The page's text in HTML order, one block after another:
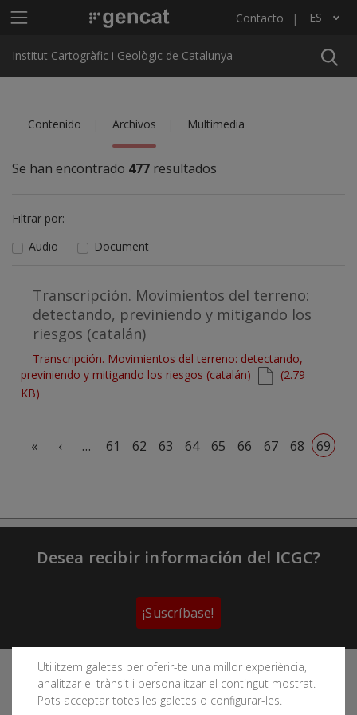
Menú principal ICGC Contacto ES
Lista adicional de acciones
Institut Cartogràfic i Geològic de Catalunya
Contenido Archivos Multimedia
Se han encontrado 477 resultados
Filtrar por:
Audio
Document
Transcripción. Movimientos del terreno:
detectando, previniendo y mitigando los
riesgos (catalán)
Document
Transcripción. Movimientos del terreno: detectando,
previniendo y mitigando los riesgos (catalán)
(2.79
KB)
« ‹ … 61 62 63 64 65 66 67 68 69
Utilitzem galetes per oferir-te una millor experiència,
analitzar el trànsit i personalitzar el contingut mostrat.
Pots acceptar totes les galetes o configurar-les.
Desea recibir información del ICGC?
¡Suscríbase!
Sigue las redes sociales del Instituto Cartográfico y
Geológico de Cataluña